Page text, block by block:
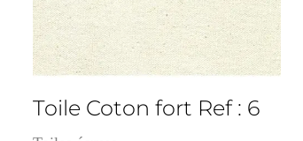
Toile Coton fort Ref : 6
3cm